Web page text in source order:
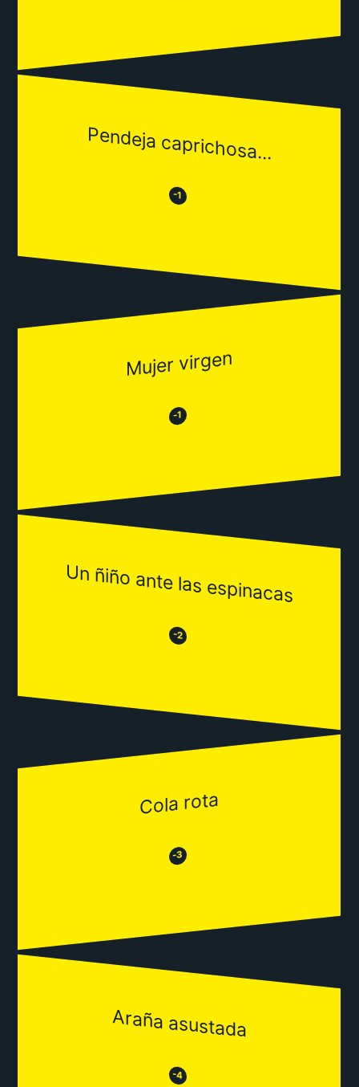
Pendeja caprichosa...
😒 -1 😂
Mujer virgen
😒 -1 😂
Un ñiño ante las espinacas
😒 -2 😂
Cola rota
😒 -3 😂
Araña asustada
😒 -4 😂